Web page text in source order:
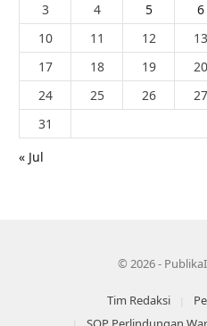
3
4 5 6
10
11 12 13
17
18 19 20
24
25 26 27
31
« Jul
© 2026 -
Tim Redaksi